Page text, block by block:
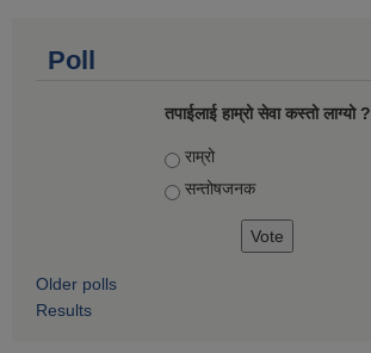
Poll
तपाईलाई हाम्रो सेवा कस्तो लाग्यो ?
Choices
राम्रो
सन्तोषज‍नक
Older polls
Results